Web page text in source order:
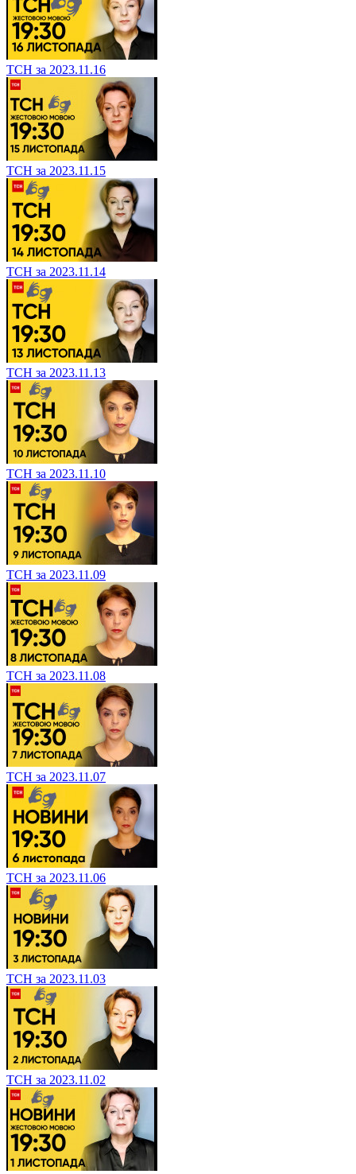
ТСН за 2023.11.16
ТСН за 2023.11.15
ТСН за 2023.11.14
ТСН за 2023.11.13
ТСН за 2023.11.10
ТСН за 2023.11.09
ТСН за 2023.11.08
ТСН за 2023.11.07
ТСН за 2023.11.06
ТСН за 2023.11.03
ТСН за 2023.11.02